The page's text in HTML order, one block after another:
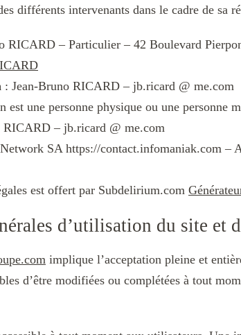
différents intervenants dans le cadre de sa
RICARD – Particulier – 42 Boulevard
: Jean-Bruno RICARD – jb.ricard @ me.com
est une personne physique ou une personne
RICARD – jb.ricard @ me.com
SA https://contact.infomaniak.com –
est offert par Subdelirium.com
d’utilisation du site et
implique l’acceptation pleine et
d’être modifiées ou complétées à tout